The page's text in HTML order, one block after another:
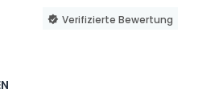
Verifizierte Bewertung